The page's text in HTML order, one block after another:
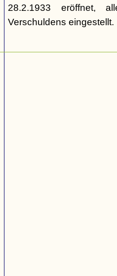
28.2.1933 eröffnet,
Verschuldens eingestellt.